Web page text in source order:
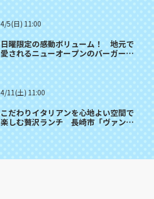
4/5(日) 11:00
日曜限定の感動ボリューム！ 地元で
愛されるニューオープンのバーガーシ
4/11(土) 11:00
こだわりイタリアンを心地よい空間で
楽しむ贅沢ランチ 長崎市「ヴァンビ